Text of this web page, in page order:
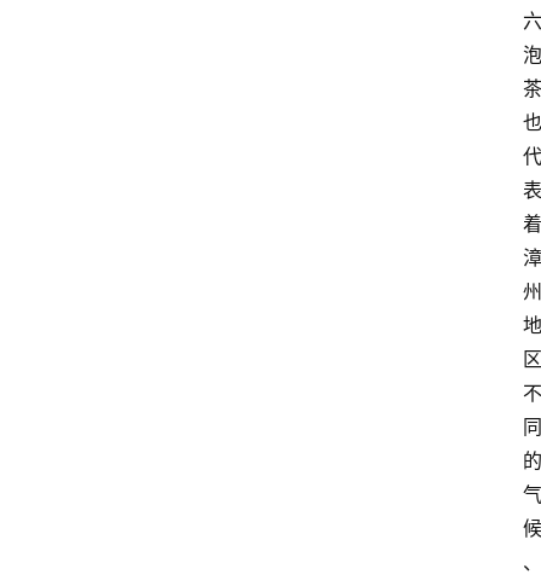
六
泡
茶
也
代
表
着
漳
州
地
区
不
同
的
气
候
、